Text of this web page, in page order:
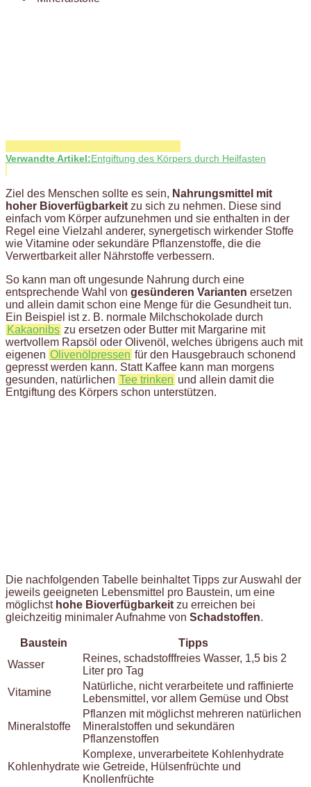
Verwandte Artikel:Entgiftung des Körpers durch Heilfasten
Ziel des Menschen sollte es sein, Nahrungsmittel mit
hoher Bioverfügbarkeit zu sich zu nehmen. Diese sind
einfach vom Körper aufzunehmen und sie enthalten in der
Regel eine Vielzahl anderer, synergetisch wirkender Stoffe
wie Vitamine oder sekundäre Pflanzenstoffe, die die
Verwertbarkeit aller Nährstoffe verbessern.
So kann man oft ungesunde Nahrung durch eine
entsprechende Wahl von gesünderen Varianten ersetzen
und allein damit schon eine Menge für die Gesundheit tun.
Ein Beispiel ist z. B. normale Milchschokolade durch
Kakaonibs zu ersetzen oder Butter mit Margarine mit
wertvollem Rapsöl oder Olivenöl, welches übrigens auch mit
eigenen Olivenölpressen für den Hausgebrauch schonend
gepresst werden kann. Statt Kaffee kann man morgens
gesunden, natürlichen Tee trinken und allein damit die
Entgiftung des Körpers schon unterstützen.
Die nachfolgenden Tabelle beinhaltet Tipps zur Auswahl der
jeweils geeigneten Lebensmittel pro Baustein, um eine
möglichst hohe Bioverfügbarkeit zu erreichen bei
gleichzeitig minimaler Aufnahme von Schadstoffen.
Baustein
Tipps
Wasser
Reines, schadstofffreies Wasser, 1,5 bis 2
Liter pro Tag
Vitamine
Natürliche, nicht verarbeitete und raffinierte
Lebensmittel, vor allem Gemüse und Obst
Mineralstoffe
Pflanzen mit möglichst mehreren natürlichen
Mineralstoffen und sekundären
Pflanzenstoffen
Kohlenhydrate
Komplexe, unverarbeitete Kohlenhydrate
wie Getreide, Hülsenfrüchte und
Knollenfrüchte